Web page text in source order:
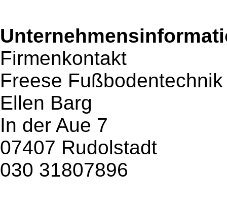
Firmenkontakt
Freese
Ellen Barg
In der Aue 7
07407 Rudolstadt
030 31807896